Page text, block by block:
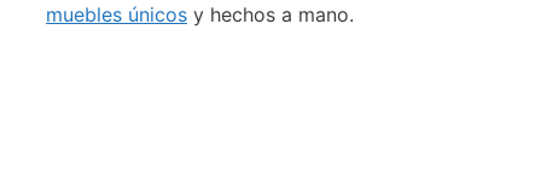
muebles únicos y hechos a mano.